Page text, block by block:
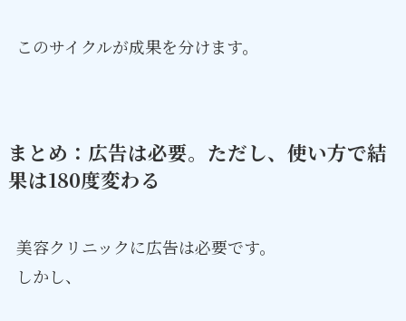
このサイクルが成果を分けます。
まとめ：広告は必要。ただし、使い方で結
果は180度変わる
美容クリニックに広告は必要です。
しかし、